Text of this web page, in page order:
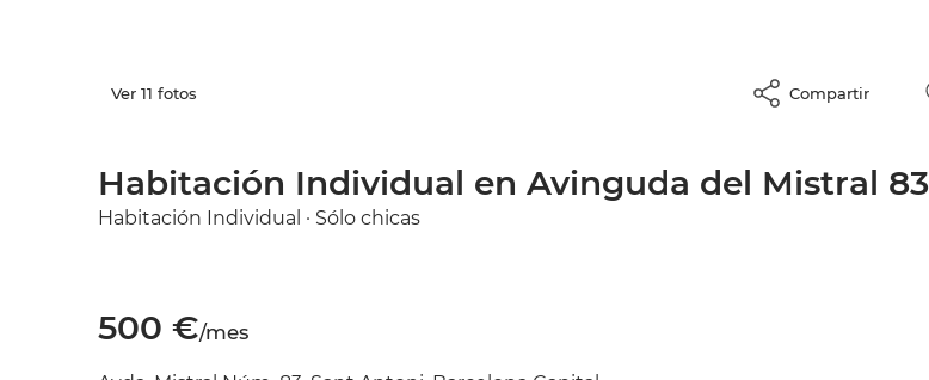
Ver 11 fotos Compartir
Habitación Individual en Avinguda del Mistral 83
Habitación Individual · Sólo chicas
500 €/mes